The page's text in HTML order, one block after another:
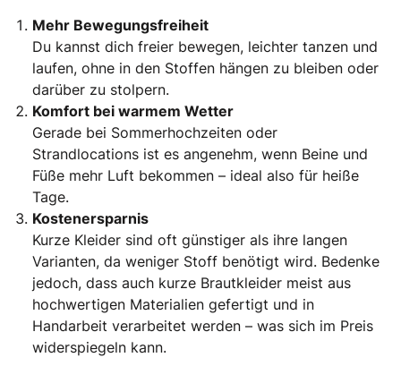
Mehr Bewegungsfreiheit
Du kannst dich freier bewegen, leichter tanzen und
laufen, ohne in den Stoffen hängen zu bleiben oder
darüber zu stolpern.
Komfort bei warmem Wetter
Gerade bei Sommerhochzeiten oder
Strandlocations ist es angenehm, wenn Beine und
Füße mehr Luft bekommen – ideal also für heiße
Tage.
Kostenersparnis
Kurze Kleider sind oft günstiger als ihre langen
Varianten, da weniger Stoff benötigt wird. Bedenke
jedoch, dass auch kurze Brautkleider meist aus
hochwertigen Materialien gefertigt und in
Handarbeit verarbeitet werden – was sich im Preis
widerspiegeln kann.